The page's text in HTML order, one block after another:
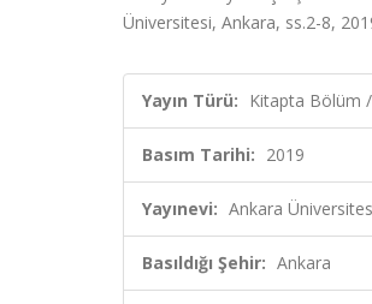
Üniversitesi, Ankara, ss.2-8,
Yayın Türü: Kitapta Bölüm /
Basım Tarihi: 2019
Yayınevi: Ankara
Basıldığı Şehir: Ankara